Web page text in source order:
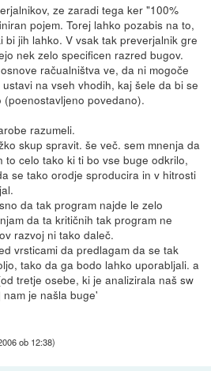
ze zaradi tega ker "100%
pojem. Torej lahko pozabis na to,
bi jih lahko. V vsak tak preverjalnik gre
nek zelo specificen razred bugov.
račualništva ve, da ni mogoče
na vseh vhodih, kaj šele da bi se
povedano).
razumeli.
skup spravit. še več. sem mnenja da
celo tako ki ti bo vse buge odkrilo,
se tako orodje sproducira in v hitrosti
da tak program najde le zelo
da ta kritičnih tak program ne
razvoj ni tako daleč.
vrsticami da predlagam da se tak
tako da ga bodo lahko uporabljali. a
tretje osebe, ki je analizirala naš sw
je našla buge'
ob 12:38)